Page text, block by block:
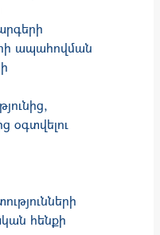
ապահովման
օգտվելու
հենքի